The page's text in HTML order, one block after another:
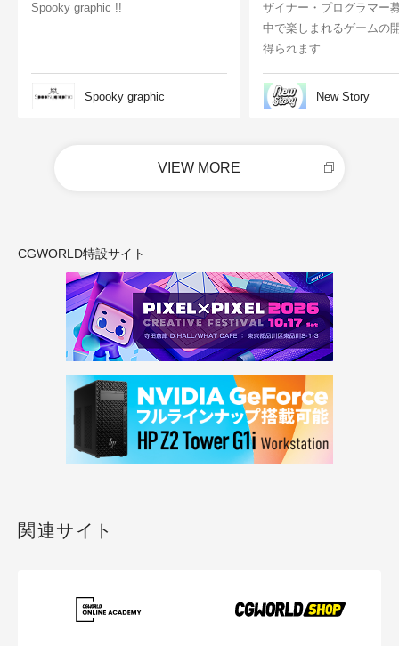
Spooky graphic !!
Spooky graphic
ザイナー・プログラマー
中で楽しまれるゲームの
得られます
New Story
VIEW MORE
CGWORLD特設サイト
関連サイト